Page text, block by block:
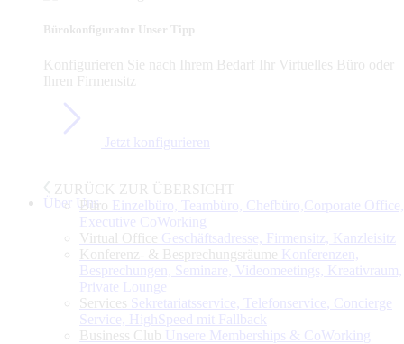
Bürokonfigurator Unser Tipp
Konfigurieren Sie nach Ihrem Bedarf Ihr Virtuelles Büro oder
Ihren Firmensitz
Jetzt konfigurieren
ZURÜCK ZUR ÜBERSICHT
Büro Einzelbüro, Teambüro, Chefbüro,Corporate Office,
Executive CoWorking
Virtual Office Geschäftsadresse, Firmensitz, Kanzleisitz
Konferenz- & Besprechungsräume Konferenzen,
Besprechungen, Seminare, Videomeetings, Kreativraum,
Private Lounge
Services Sekretariatsservice, Telefonservice, Concierge
Service, HighSpeed mit Fallback
Business Club Unsere Memberships & CoWorking
Über Uns